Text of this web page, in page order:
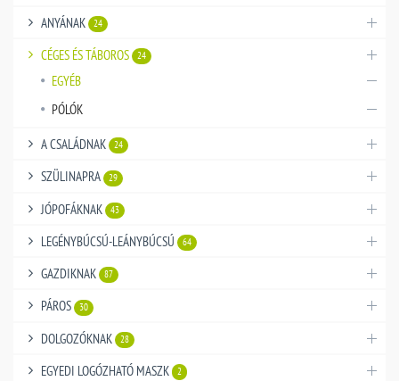
ANYÁNAK 24
CÉGES ÉS TÁBOROS 24
EGYÉB
PÓLÓK
A CSALÁDNAK 24
SZÜLINAPRA 29
JÓPOFÁKNAK 43
LEGÉNYBÚCSÚ-LEÁNYBÚCSÚ 64
GAZDIKNAK 87
PÁROS 30
DOLGOZÓKNAK 28
EGYEDI LOGÓZHATÓ MASZK 2